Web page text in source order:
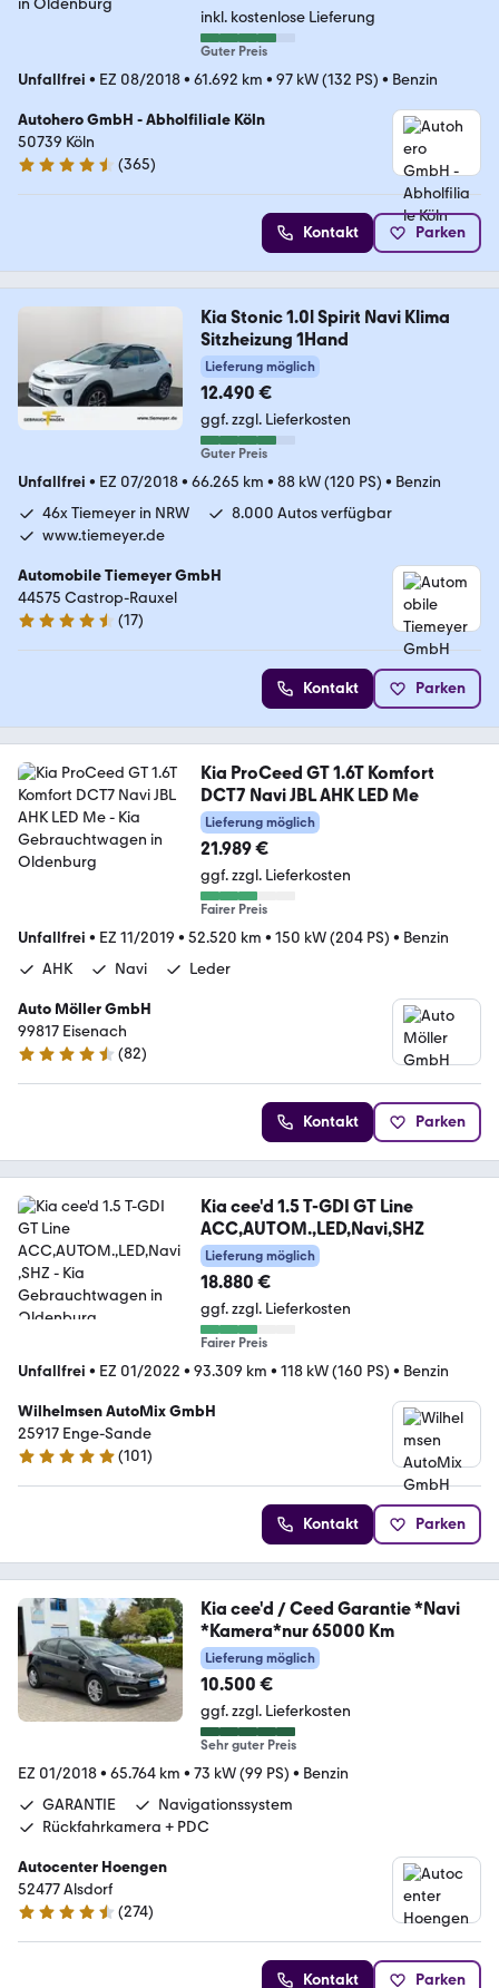
inkl. kostenlose Lieferung
Guter Preis
Unfallfrei • EZ 08/2018• 61.692 km • 97 kW (132 PS) • Benzin
Autohero GmbH - Abholfiliale Köln
50739 Köln
4.6 Sterne
(365)
Kontakt Parken
Kia Stonic 1.0l Spirit Navi Klima
Sitzheizung 1Hand
Lieferung möglich
12.490 €
ggf. zzgl. Lieferkosten
Guter Preis
Unfallfrei • EZ 07/2018• 66.265 km • 88 kW (120 PS) • Benzin
46x Tiemeyer in NRW
8.000 Autos verfügbar
www.tiemeyer.de
Automobile Tiemeyer GmbH
44575 Castrop-Rauxel
4.6 Sterne
(17)
Kontakt Parken
Kia ProCeed GT 1.6T Komfort
DCT7 Navi JBL AHK LED Me
Lieferung möglich
21.989 €
ggf. zzgl. Lieferkosten
Fairer Preis
Unfallfrei • EZ 11/2019 • 52.520 km • 150 kW (204 PS) • Benzin
AHK
Navi Leder
Auto Möller GmbH
99817 Eisenach
4.7 Sterne
(82)
Kontakt Parken
Kia cee'd 1.5 T-GDI GT Line
ACC,AUTOM.,LED,Navi,SHZ
Lieferung möglich
18.880 €
ggf. zzgl. Lieferkosten
Fairer Preis
Unfallfrei • EZ 01/2022 • 93.309 km • 118 kW (160 PS) • Benzin
Wilhelmsen AutoMix GmbH
25917 Enge-Sande
4.9 Sterne
(101)
Kontakt Parken
Kia cee'd / Ceed Garantie *Navi
*Kamera*nur 65000 Km
Lieferung möglich
10.500 €
ggf. zzgl. Lieferkosten
Sehr guter Preis
EZ 01/2018• 65.764 km • 73 kW (99 PS) • Benzin
GARANTIE
Navigationssystem
Rückfahrkamera + PDC
Autocenter Hoengen
52477 Alsdorf
4.5 Sterne
(274)
Kontakt Parken